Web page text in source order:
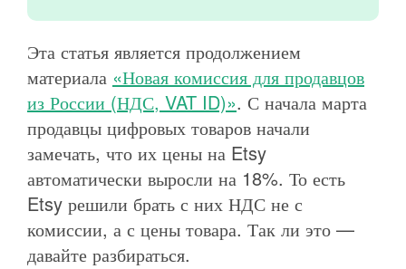
Эта статья является продолжением
материала «Новая комиссия для продавцов
из России (НДС, VAT ID)». С начала марта
продавцы цифровых товаров начали
замечать, что их цены на Etsy
автоматически выросли на 18%. То есть
Etsy решили брать с них НДС не с
комиссии, а с цены товара. Так ли это —
давайте разбираться.